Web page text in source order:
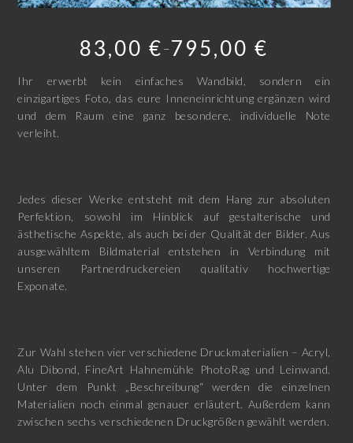
83,00€ –795,00 €
Ihr erwerbt kein einfaches Wandbild, sondern ein
einzigartiges Foto, das eure Inneneinrichtung ergänzen wird
und dem Raum eine ganz besondere, individuelle Note
verleiht.
Jedes dieser Werke entsteht mit dem Hang zur absoluten
Perfektion, sowohl im Hinblick auf gestalterische und
ästhetische Aspekte, als auch bei der Qualität der Bilder. Aus
ausgewähltem Bildmaterial entstehen in Verbindung mit
unseren Partnerdruckereien qualitativ hochwertige
Exponate.
Zur Wahl stehen vier verschiedene Druckmaterialien – Acryl,
Alu Dibond, FineArt Hahnemühle PhotoRag und Leinwand.
Unter dem Punkt „Beschreibung“ werden die einzelnen
Materialien noch einmal genauer erläutert. Außerdem kann
zwischen sechs verschiedenen Druckgrößen gewählt werden.